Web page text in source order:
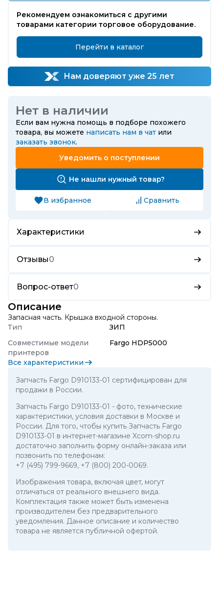
Рекомендуем ознакомиться с другими
товарами категории торговое оборудование.
Перейти в каталог
Нам доверяют уже 25 лет
Нет в наличии
Если вам нужна помощь в подборе похожего
товара, вы можете написать нам в чат или
заказать звонок.
Уведомить о поступлении
Не нашли нужный товар?
В избранное Сравнить
Характеристики
Отзывы0
Вопрос-ответ0
Описание
Запасная часть. Крышка входной стороны.
Тип
ЗИП
Совместимые модели
принтеров
Fargo HDP5000
Все характеристики
Запчасть Fargo D910133-01 сертифицирован для
продажи в России.
Запчасть Fargo D910133-01 - фото, технические
характеристики, условия доставки в Москве и
России. Для того, чтобы купить Запчасть Fargo
D910133-01 в интернет-магазине Xcom-shop.ru
достаточно заполнить форму онлайн-заказа или
позвонить по телефонам:
+7 (495) 799-9669, +7 (800) 200-0069.
Изображения товара, включая цвет, могут
отличаться от реального внешнего вида.
Комплектация также может быть изменена
производителем без предварительного
уведомления. Данное описание и количество
товара не является публичной офертой.